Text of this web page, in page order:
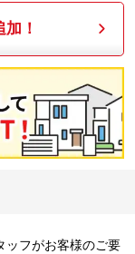
！
ッフがお客様のご要